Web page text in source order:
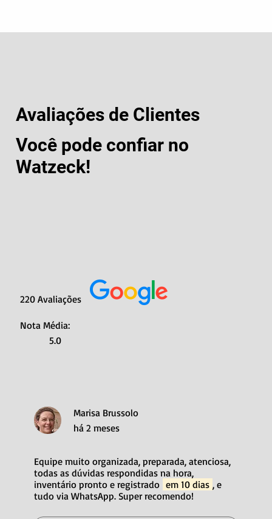
Avaliações de Clientes
Você pode confiar no
Watzeck!
220 Avaliações
Nota Média:
5.0
Marisa Brussolo
há 2 meses
Equipe muito organizada, preparada, atenciosa,
todas as dúvidas respondidas na hora,
inventário pronto e registrado em 10 dias , e
tudo via WhatsApp. Super recomendo!